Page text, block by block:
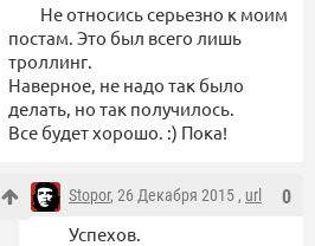
Не относись серьезно к моим
постам. Это был всего лишь
троллинг.
Наверное, не надо так было
делать, но так получилось.
Все будет хорошо. :) Пока!
0
Stopor, 26 Декабря 2015 , url
Успехов.